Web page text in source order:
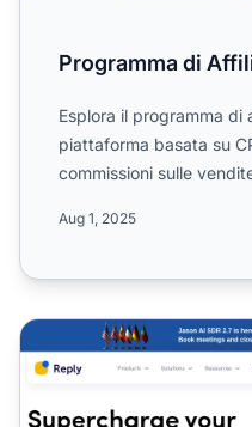
Programma di
Esplora il programma di
piattaforma basata su
commissioni sulle
Aug 1, 2025
Programma di affiliazione